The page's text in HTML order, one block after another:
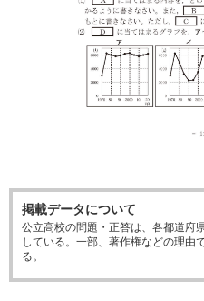
掲載データについて
公立高校の問題・正答は、各都道府
している。一部、著作権などの理由
る。